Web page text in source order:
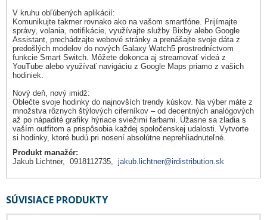
V kruhu obľúbených aplikácií:
Komunikujte takmer rovnako ako na vašom smartfóne. Prijímajte
správy, volania, notifikácie, využívajte služby Bixby alebo Google
Assistant, prechádzajte webové stránky a prenášajte svoje dáta z
predošlých modelov do nových Galaxy Watch5 prostredníctvom
funkcie Smart Switch. Môžete dokonca aj streamovať videá z
YouTube alebo využívať navigáciu z Google Maps priamo z vašich
hodiniek.
Nový deň, nový imidž:
Oblečte svoje hodinky do najnovších trendy kúskov. Na výber máte z
množstva rôznych štýlových ciferníkov – od decentných analógových
až po nápadité grafiky hýriace sviežimi farbami. Úžasne sa zladia s
vaším outfitom a prispôsobia každej spoločenskej udalosti. Vytvorte
si hodinky, ktoré budú pri nosení absolútne neprehliadnuteľné.
Produkt manažér:
Jakub Lichtner, 0918112735, jakub.lichtner@irdistribution.sk
SÚVISIACE PRODUKTY